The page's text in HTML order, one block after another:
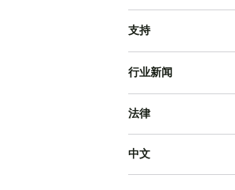
支持
行业新闻
法律
中文